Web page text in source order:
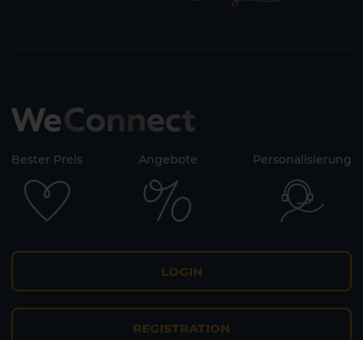
Bester Preis Angebote Personalisierung
LOGIN
REGISTRATION